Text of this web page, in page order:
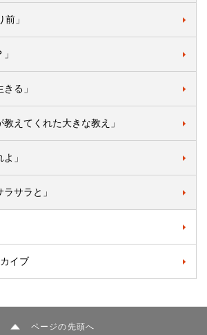
前」
る」
教えてくれた大きな教え」
」
ラサラと」
イブ
ページの先頭へ